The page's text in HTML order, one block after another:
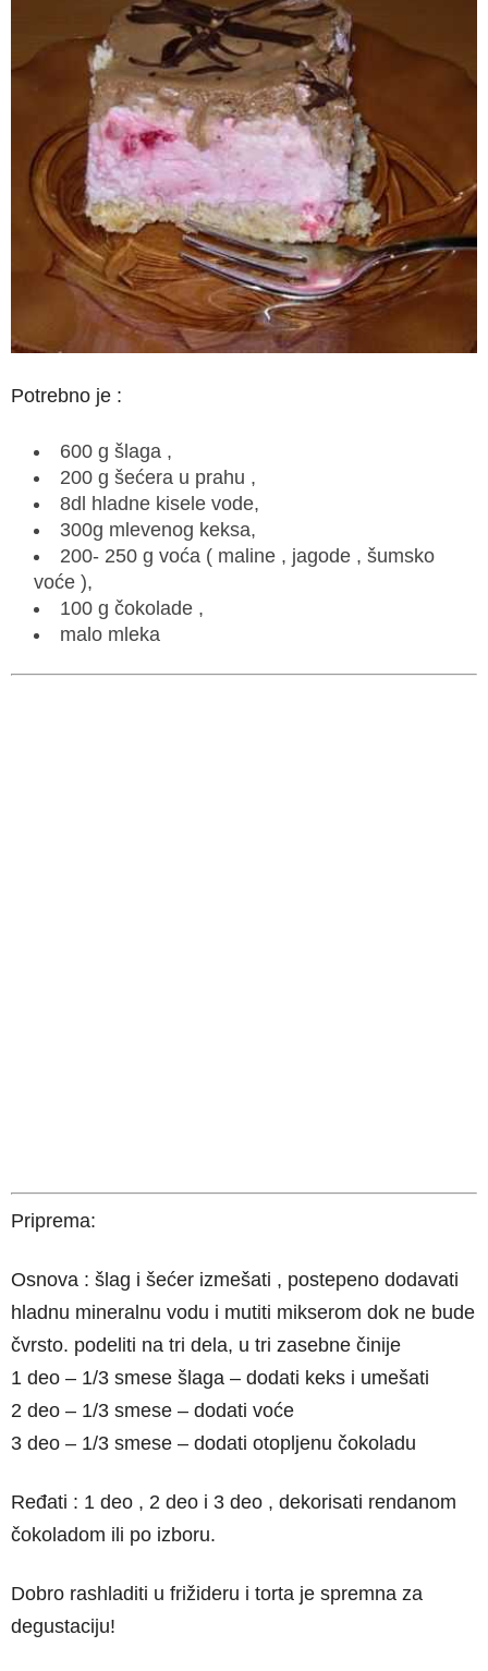
Potrebno je :
600 g šlaga ,
200 g šećera u prahu ,
8dl hladne kisele vode,
300g mlevenog keksa,
200- 250 g voća ( maline , jagode , šumsko
voće ),
100 g čokolade ,
malo mleka
Priprema:
Osnova : šlag i šećer izmešati , postepeno dodavati
hladnu mineralnu vodu i mutiti mikserom dok ne bude
čvrsto. podeliti na tri dela, u tri zasebne činije
1 deo – 1/3 smese šlaga – dodati keks i umešati
2 deo – 1/3 smese – dodati voće
3 deo – 1/3 smese – dodati otopljenu čokoladu
Ređati : 1 deo , 2 deo i 3 deo , dekorisati rendanom
čokoladom ili po izboru.
Dobro rashladiti u frižideru i torta je spremna za
degustaciju!